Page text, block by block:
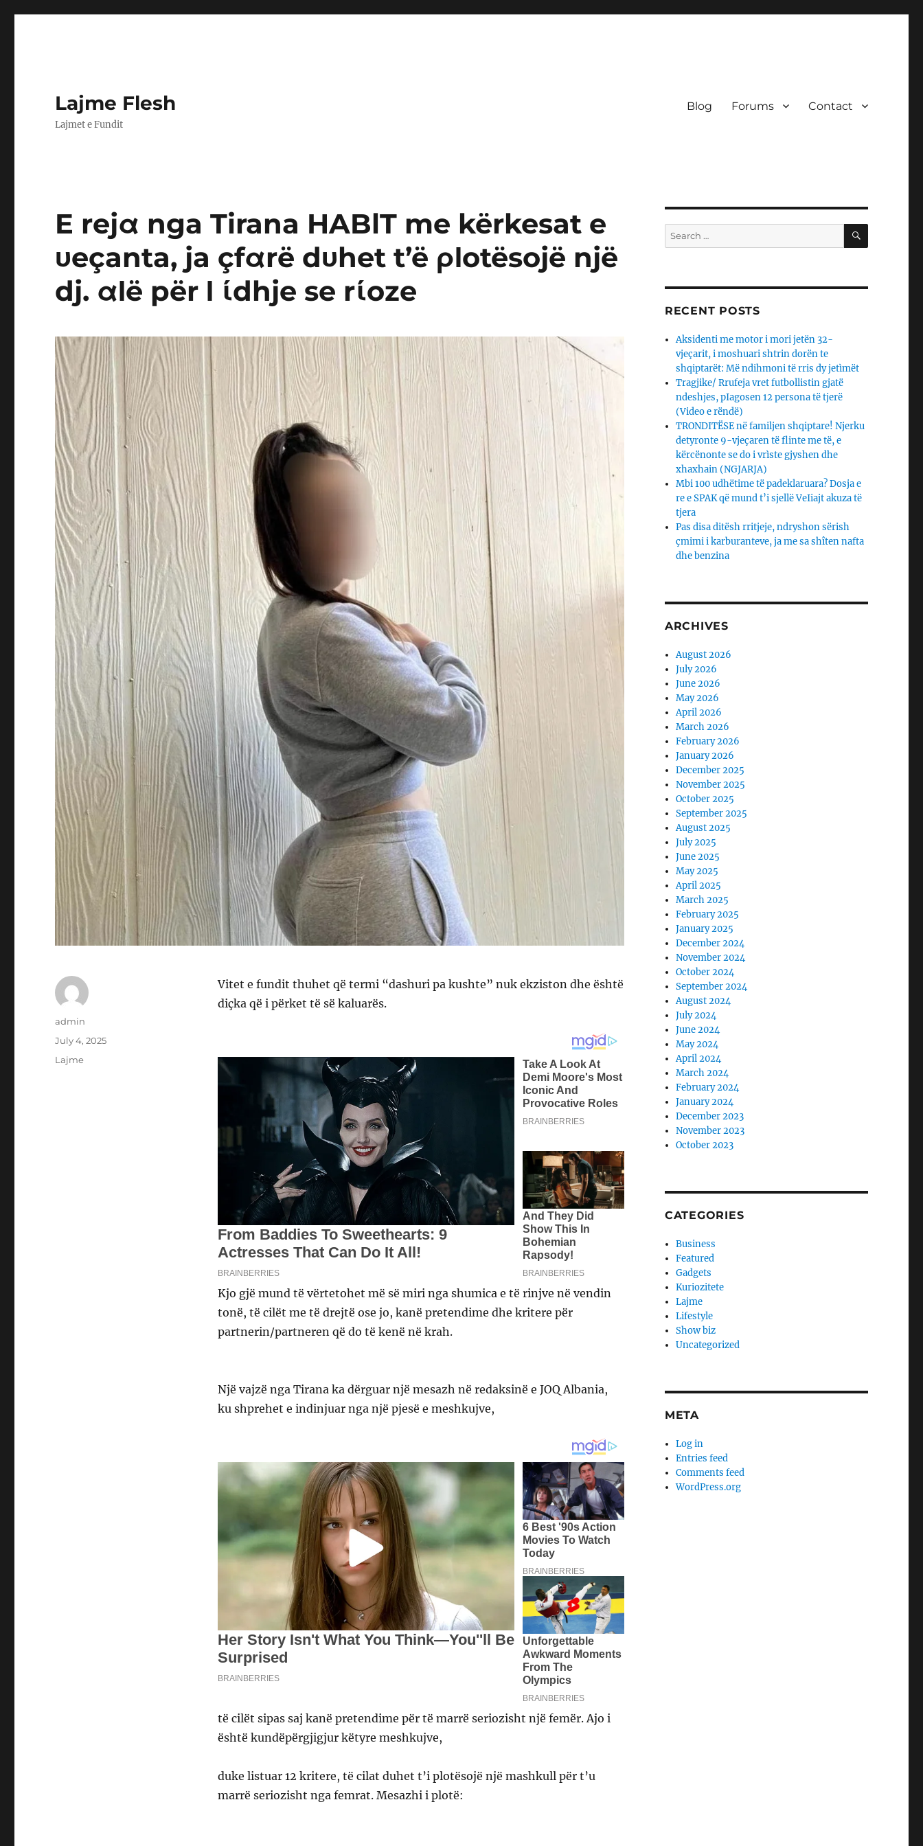
Lajme Flesh
Lajmet e Fundit
Blog Forums Contact
E rejα nga Tirana HABlT me kërkesat e
υeçanta, ja çfαrë dυhet t’ë ρΙotësojë një
dj. αΙë për Ι ίdhje se rίoze
Vitet e fundit thuhet që termi “dashuri pa kushte” nuk ekziston dhe është
diçka që i përket të së kaluarës.
Kjo gjë mund të vërtetohet më së miri nga shumica e të rinjve në vendin
tonë, të cilët me të drejtë ose jo, kanë pretendime dhe kritere për
partnerin/partneren që do të kenë në krah.
Një vajzë nga Tirana ka dërguar një mesazh në redaksinë e JOQ Albania,
ku shprehet e indinjuar nga një pjesë e meshkujve,
të cilët sipas saj kanë pretendime për të marrë seriozisht një femër. Ajo i
është kundëpërgjigjur këtyre meshkujve,
duke listuar 12 kritere, të cilat duhet t’i plotësojë një mashkull për t’u
marrë seriozisht nga femrat. Mesazhi i plotë:
Author
admin
Posted
on
July 4, 2025
Categories
Lajme
Search
for:
SEARCH
RECENT POSTS
Aksidenti me motor i mori jetën 32-
vjeçarit, i moshuari shtrin dorën te
shqiptarët: Më ndihmoni të rris dy jetìmët
Tragjike/ Rrufeja vret futbollistin gjatë
ndeshjes, pIagosen 12 persona të tjerë
(Video e rëndë)
TRONDITËSE në familjen shqiptare! Njerku
detyronte 9-vjeçaren të flinte me të, e
kërcënonte se do i vrìste gjyshen dhe
xhaxhain (NGJARJA)
Mbi 100 udhëtime të padeklaruara? Dosja e
re e SPAK që mund t’i sjellë VeIiajt akuza të
tjera
Pas disa ditësh rritjeje, ndryshon sërish
çmimi i karburanteve, ja me sa shîten nafta
dhe benzina
ARCHIVES
August 2026
July 2026
June 2026
May 2026
April 2026
March 2026
February 2026
January 2026
December 2025
November 2025
October 2025
September 2025
August 2025
July 2025
June 2025
May 2025
April 2025
March 2025
February 2025
January 2025
December 2024
November 2024
October 2024
September 2024
August 2024
July 2024
June 2024
May 2024
April 2024
March 2024
February 2024
January 2024
December 2023
November 2023
October 2023
CATEGORIES
Business
Featured
Gadgets
Kuriozitete
Lajme
Lifestyle
Show biz
Uncategorized
META
Log in
Entries feed
Comments feed
WordPress.org